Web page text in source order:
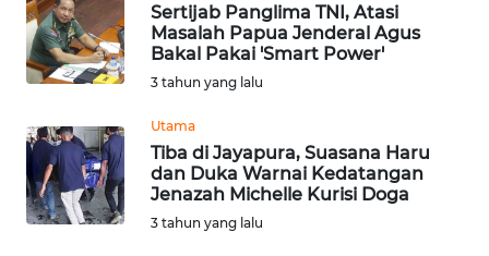
Sertijab Panglima TNI, Atasi
Masalah Papua Jenderal Agus
Bakal Pakai 'Smart Power'
3 tahun yang lalu
Utama
Tiba di Jayapura, Suasana Haru
dan Duka Warnai Kedatangan
Jenazah Michelle Kurisi Doga
3 tahun yang lalu
WN
SULTENG
SULBAR
WN
BABEL